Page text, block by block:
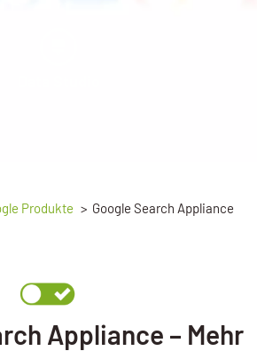
Produkte Google Search Appliance
Appliance – Mehr